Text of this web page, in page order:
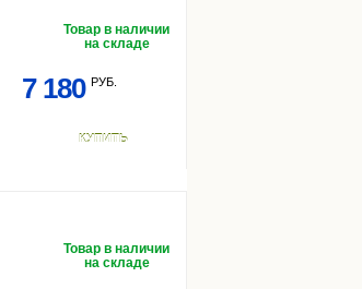
Товар в наличии
на складе
7 180 РУБ.
КУПИТЬ
Товар в наличии
на складе